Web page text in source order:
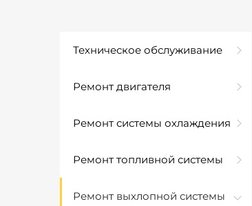
Техническое обслуживание
Ремонт двигателя
Ремонт системы охлаждения
Ремонт топливной системы
Ремонт выхлопной системы